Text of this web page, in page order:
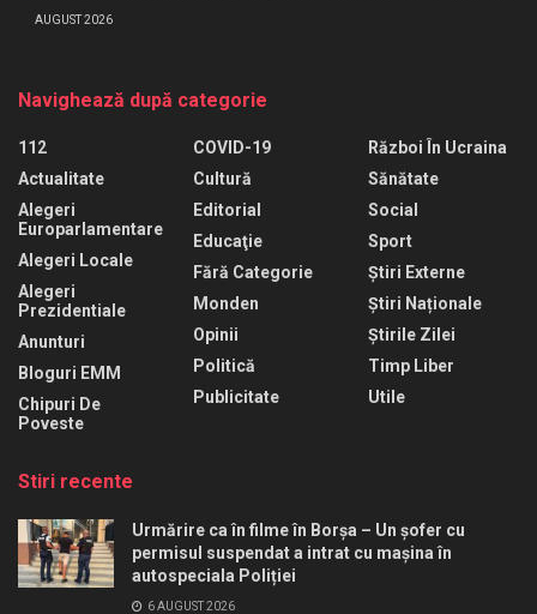
AUGUST 2026
Navighează după categorie
112
Actualitate
Alegeri
Europarlamentare
Alegeri Locale
Alegeri
Prezidentiale
Anunturi
Bloguri EMM
Chipuri De
Poveste
COVID-19
Cultură
Editorial
Educaţie
Fără Categorie
Monden
Opinii
Politică
Publicitate
Război În Ucraina
Sănătate
Social
Sport
Știri Externe
Știri Naționale
Știrile Zilei
Timp Liber
Utile
Stiri recente
Urmărire ca în filme în Borșa – Un șofer cu
permisul suspendat a intrat cu mașina în
autospeciala Poliției
6 AUGUST 2026